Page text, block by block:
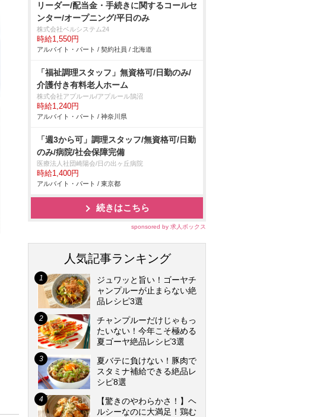
リーダー/配当金・手続きに関するコールセ
ンター/オープニング/平日のみ
株式会社ベルシステム24
時給1,550円
アルバイト・パート / 契約社員 / 北海道
「福祉調理スタッフ」無資格可/日勤のみ/
介護付き有料老人ホーム
株式会社アプルール/アプルール鵠沼
時給1,240円
アルバイト・パート / 神奈川県
「週3から可」調理スタッフ/無資格可/日勤
のみ/病院/社会保障完備
医療法人社団崎陽会/日の出ヶ丘病院
時給1,400円
アルバイト・パート / 東京都
続きはこちら
sponsored by 求人ボックス
人気記事ランキング
ジュワッと旨い！ゴーヤチ
ャンプルーが止まらない絶
品レシピ3選
チャンプルーだけじゃもっ
たいない！今年こそ極める
夏ゴーヤ絶品レシピ3選
夏バテに負けない！豚肉で
スタミナ補給できる絶品レ
シピ8選
【驚きのやわらかさ！】ヘ
ルシーなのに大満足！鶏む